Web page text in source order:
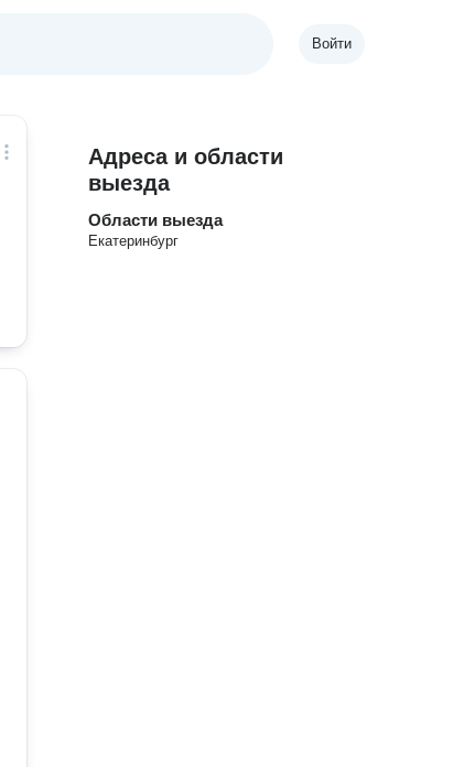
Войти
Адреса и области
выезда
Области выезда
Екатеринбург